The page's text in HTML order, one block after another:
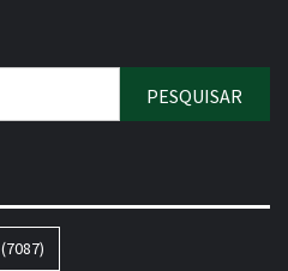
(7087)